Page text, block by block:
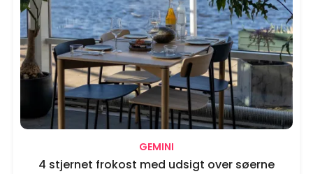
GEMINI
4 stjernet frokost med udsigt over søerne